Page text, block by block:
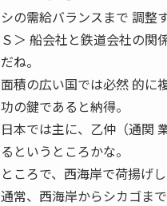
シの需給バランスまで 調整
Ｓ＞ 船会社と鉄道会社の関
だね。
面積の広い国では必然 的に
功の鍵であると納得。
日本では主に、乙仲（通関
るというところかな。
ところで、西海岸で荷揚げ
通常、西海岸からシカゴま